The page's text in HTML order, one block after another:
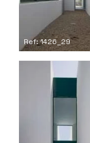
Ref: 1426_29